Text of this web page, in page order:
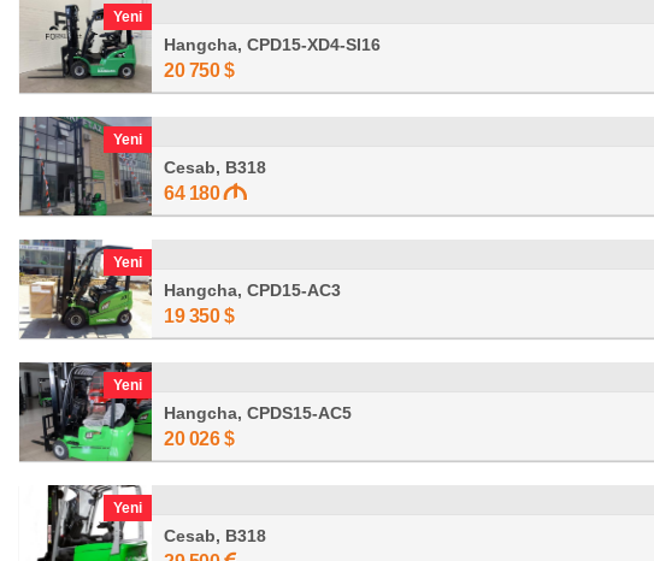
Yeni
Hangcha, CPD15-XD4-SI16
20 750 $
Yeni
Cesab, B318
64 180
Yeni
Hangcha, CPD15-AC3
19 350 $
Yeni
Hangcha, CPDS15-AC5
20 026 $
Yeni
Cesab, B318